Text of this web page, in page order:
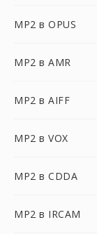
MP2 в OPUS
MP2 в AMR
MP2 в AIFF
MP2 в VOX
MP2 в CDDA
MP2 в IRCAM